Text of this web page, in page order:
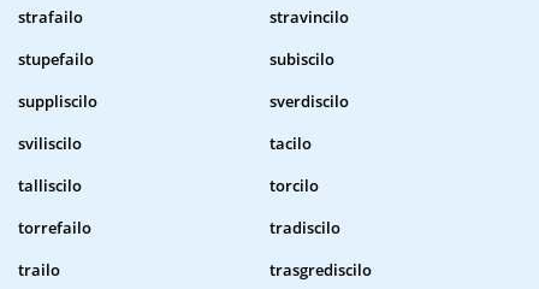
strafailo
stravincilo
stupefailo
subiscilo
suppliscilo
sverdiscilo
sviliscilo
tacilo
talliscilo
torcilo
torrefailo
tradiscilo
trailo
trasgrediscilo